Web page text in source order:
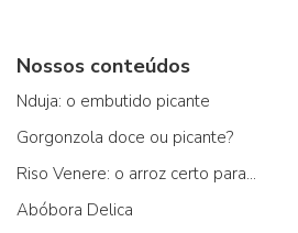
Nossos conteúdos
Nduja: o embutido picante
Gorgonzola doce ou picante?
Riso Venere: o arroz certo para...
Abóbora Delica